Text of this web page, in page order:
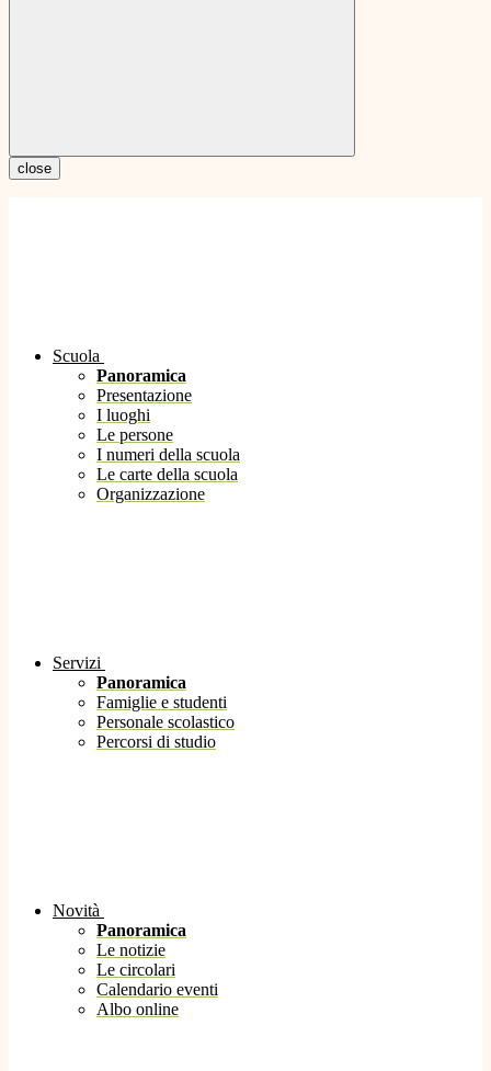
close
Scuola
Panoramica
Presentazione
I luoghi
Le persone
I numeri della scuola
Le carte della scuola
Organizzazione
Servizi
Panoramica
Famiglie e studenti
Personale scolastico
Percorsi di studio
Novità
Panoramica
Le notizie
Le circolari
Calendario eventi
Albo online